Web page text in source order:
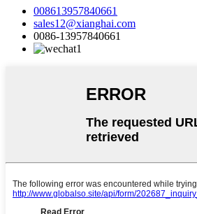
008613957840661
sales12@xianghai.com
0086-13957840661